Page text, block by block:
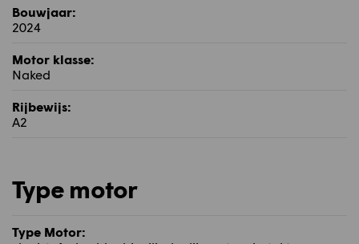
Bouwjaar:
2024
Motor klasse:
Naked
Rijbewijs:
A2
Type motor
Type Motor: